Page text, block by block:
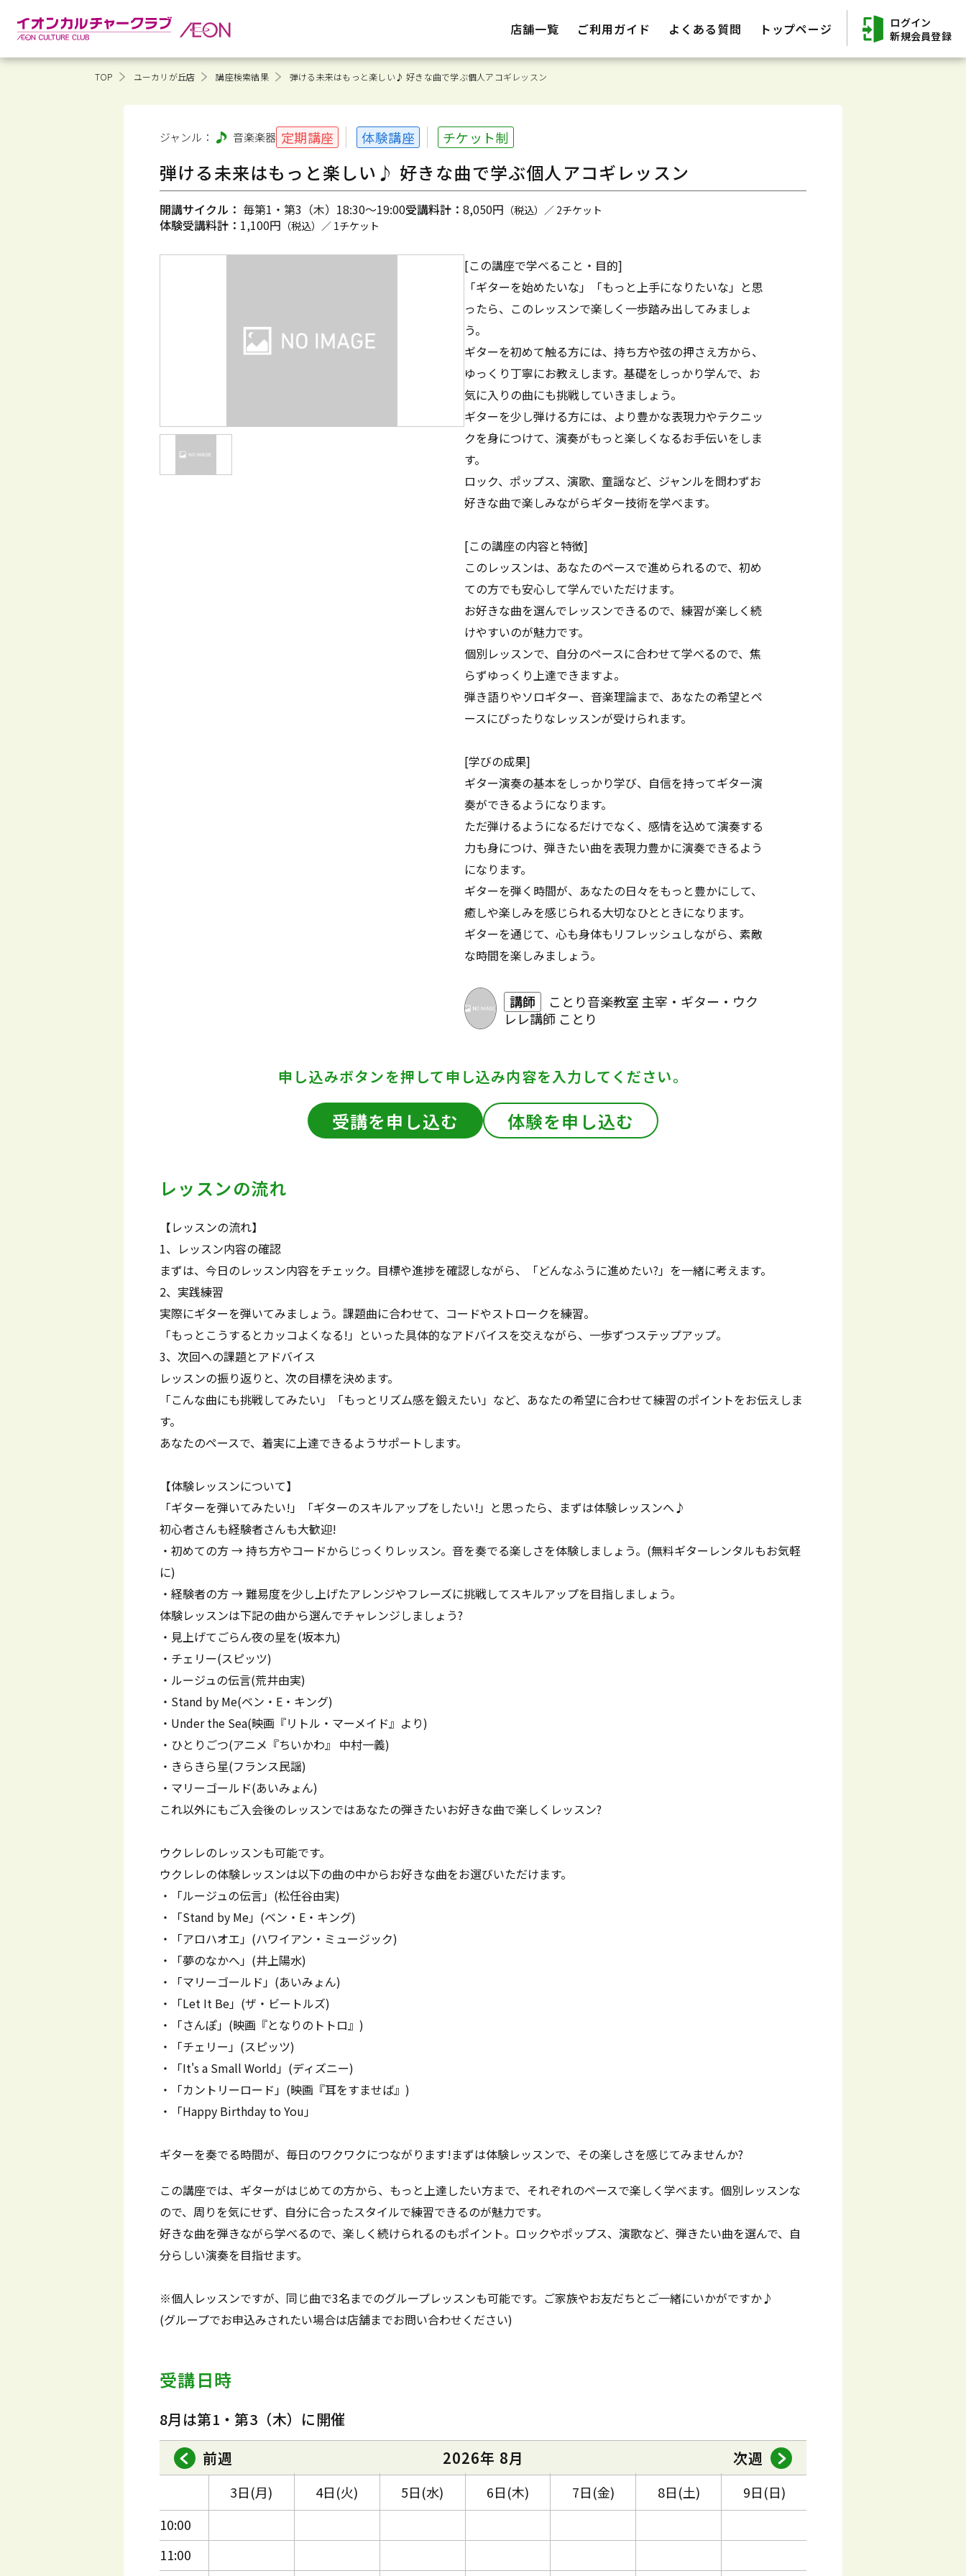
店舗一覧 ご利用ガイド よくある質問 トップページ
ログイン
新規会員登録
TOP ユーカリが丘店 講座検索結果 弾ける未来はもっと楽しい♪ 好きな曲で学ぶ個人アコギレッスン
ジャンル： 音楽楽器 定期講座 体験講座 チケット制
弾ける未来はもっと楽しい♪ 好きな曲で学ぶ個人アコギレッスン
開講サイクル： 毎第1・第3（木）18:30～19:00受講料計： 8,050円 （税込）／ 2チケット
体験受講料計： 1,100円 （税込）／ 1チケット
[この講座で学べること・目的]
「ギターを始めたいな」「もっと上手になりたいな」と思
ったら、このレッスンで楽しく一歩踏み出してみましょ
う。
ギターを初めて触る方には、持ち方や弦の押さえ方から、
ゆっくり丁寧にお教えします。基礎をしっかり学んで、お
気に入りの曲にも挑戦していきましょう。
ギターを少し弾ける方には、より豊かな表現力やテクニッ
クを身につけて、演奏がもっと楽しくなるお手伝いをしま
す。
ロック、ポップス、演歌、童謡など、ジャンルを問わずお
好きな曲で楽しみながらギター技術を学べます。
[この講座の内容と特徴]
このレッスンは、あなたのペースで進められるので、初め
ての方でも安心して学んでいただけます。
お好きな曲を選んでレッスンできるので、練習が楽しく続
けやすいのが魅力です。
個別レッスンで、自分のペースに合わせて学べるので、焦
らずゆっくり上達できますよ。
弾き語りやソロギター、音楽理論まで、あなたの希望とペ
ースにぴったりなレッスンが受けられます。
[学びの成果]
ギター演奏の基本をしっかり学び、自信を持ってギター演
奏ができるようになります。
ただ弾けるようになるだけでなく、感情を込めて演奏する
力も身につけ、弾きたい曲を表現力豊かに演奏できるよう
になります。
ギターを弾く時間が、あなたの日々をもっと豊かにして、
癒しや楽しみを感じられる大切なひとときになります。
ギターを通じて、心も身体もリフレッシュしながら、素敵
な時間を楽しみましょう。
講師
ことり音楽教室 主宰・ギター・ウク
レレ講師 ことり
申し込みボタンを押して申し込み内容を入力してください。
受講を申し込む 体験を申し込む
レッスンの流れ
【レッスンの流れ】
1、レッスン内容の確認
まずは、今日のレッスン内容をチェック。目標や進捗を確認しながら、「どんなふうに進めたい?」を一緒に考えます。
2、実践練習
実際にギターを弾いてみましょう。課題曲に合わせて、コードやストロークを練習。
「もっとこうするとカッコよくなる!」といった具体的なアドバイスを交えながら、一歩ずつステップアップ。
3、次回への課題とアドバイス
レッスンの振り返りと、次の目標を決めます。
「こんな曲にも挑戦してみたい」「もっとリズム感を鍛えたい」など、あなたの希望に合わせて練習のポイントをお伝えしま
す。
あなたのペースで、着実に上達できるようサポートします。
【体験レッスンについて】
「ギターを弾いてみたい!」「ギターのスキルアップをしたい!」と思ったら、まずは体験レッスンへ♪
初心者さんも経験者さんも大歓迎!
・初めての方 → 持ち方やコードからじっくりレッスン。音を奏でる楽しさを体験しましょう。(無料ギターレンタルもお気軽
に)
・経験者の方 → 難易度を少し上げたアレンジやフレーズに挑戦してスキルアップを目指しましょう。
体験レッスンは下記の曲から選んでチャレンジしましょう?
・見上げてごらん夜の星を(坂本九)
・チェリー(スピッツ)
・ルージュの伝言(荒井由実)
・Stand by Me(ベン・E・キング)
・Under the Sea(映画『リトル・マーメイド』より)
・ひとりごつ(アニメ『ちいかわ』 中村一義)
・きらきら星(フランス民謡)
・マリーゴールド(あいみょん)
これ以外にもご入会後のレッスンではあなたの弾きたいお好きな曲で楽しくレッスン?
ウクレレのレッスンも可能です。
ウクレレの体験レッスンは以下の曲の中からお好きな曲をお選びいただけます。
・「ルージュの伝言」(松任谷由実)
・「Stand by Me」(ベン・E・キング)
・「アロハオエ」(ハワイアン・ミュージック)
・「夢のなかへ」(井上陽水)
・「マリーゴールド」(あいみょん)
・「Let It Be」(ザ・ビートルズ)
・「さんぽ」(映画『となりのトトロ』)
・「チェリー」(スピッツ)
・「It's a Small World」(ディズニー)
・「カントリーロード」(映画『耳をすませば』)
・「Happy Birthday to You」
ギターを奏でる時間が、毎日のワクワクにつながります!まずは体験レッスンで、その楽しさを感じてみませんか?
この講座では、ギターがはじめての方から、もっと上達したい方まで、それぞれのペースで楽しく学べます。個別レッスンな
ので、周りを気にせず、自分に合ったスタイルで練習できるのが魅力です。
好きな曲を弾きながら学べるので、楽しく続けられるのもポイント。ロックやポップス、演歌など、弾きたい曲を選んで、自
分らしい演奏を目指せます。
※個人レッスンですが、同じ曲で3名までのグループレッスンも可能です。ご家族やお友だちとご一緒にいかがですか♪
(グループでお申込みされたい場合は店舗までお問い合わせください)
受講日時
8月は第1・第3（木）に開催
前週
2026年 8月 次週
10:00
11:00
3日(月) 4日(火) 5日(水) 6日(木) 7日(金) 8日(土) 9日(日)